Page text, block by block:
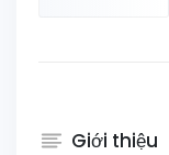
Giới thiệu